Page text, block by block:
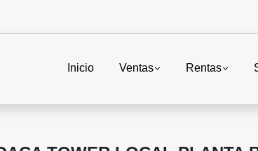
Inicio Ventas Rentas